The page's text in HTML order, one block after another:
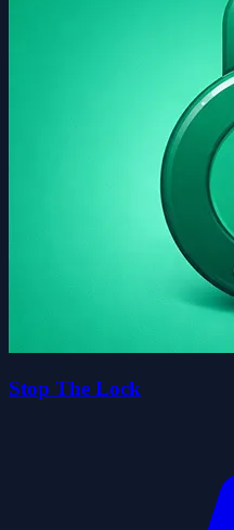
Stop The Lock